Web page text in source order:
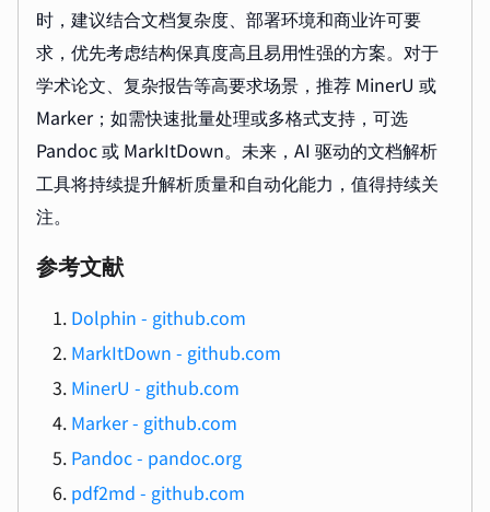
时，建议结合文档复杂度、部署环境和商业许可要
求，优先考虑结构保真度高且易用性强的方案。对于
学术论文、复杂报告等高要求场景，推荐 MinerU 或
Marker；如需快速批量处理或多格式支持，可选
Pandoc 或 MarkItDown。未来，AI 驱动的文档解析
工具将持续提升解析质量和自动化能力，值得持续关
注。
参考文献
Dolphin - github.com
MarkItDown - github.com
MinerU - github.com
Marker - github.com
Pandoc - pandoc.org
pdf2md - github.com